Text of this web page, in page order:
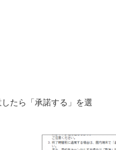
たら「承諾する」を選